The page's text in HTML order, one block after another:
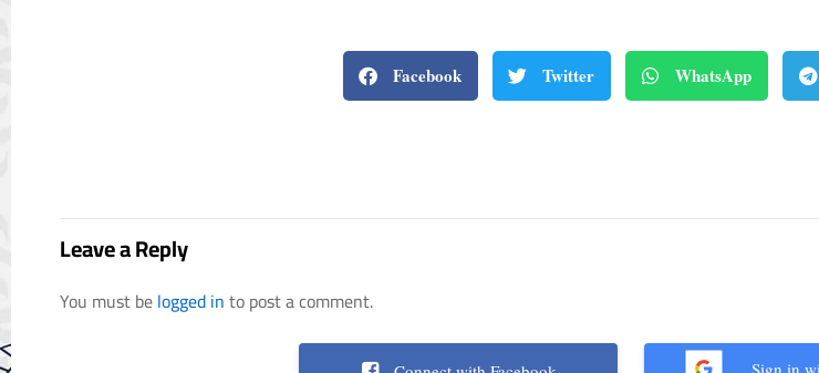
Facebook Twitter WhatsApp
Leave a Reply
You must belogged into post a comment.
Sign in